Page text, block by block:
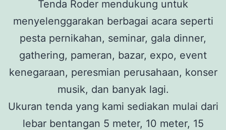
Tenda Roder mendukung untuk
menyelenggarakan berbagai acara seperti
pesta pernikahan, seminar, gala dinner,
gathering, pameran, bazar, expo, event
kenegaraan, peresmian perusahaan, konser
musik, dan banyak lagi.
Ukuran tenda yang kami sediakan mulai dari
lebar bentangan 5 meter, 10 meter, 15